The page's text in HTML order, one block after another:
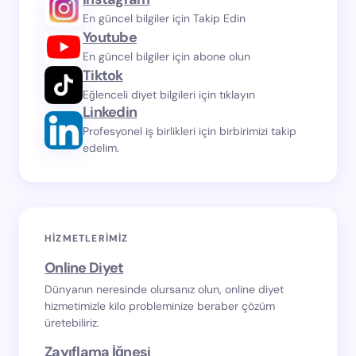
En güncel bilgiler için Takip Edin
Youtube
En güncel bilgiler için abone olun
Tiktok
Eğlenceli diyet bilgileri için tıklayın
Linkedin
Profesyonel iş birlikleri için birbirimizi takip
edelim.
HIZMETLERIMIZ
Online Diyet
Dünyanın neresinde olursanız olun, online diyet
hizmetimizle kilo probleminize beraber çözüm
üretebiliriz.
Zayıflama İğnesi